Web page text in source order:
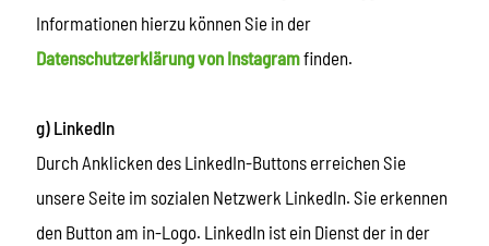
Informationen hierzu können Sie in der
Datenschutzerklärung von Instagramfinden.
g) LinkedIn
Durch Anklicken des LinkedIn-Buttons erreichen Sie
unsere Seite im sozialen Netzwerk LinkedIn. Sie erkennen
den Button am in-Logo. LinkedIn ist ein Dienst der in der